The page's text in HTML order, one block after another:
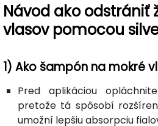
Návod ako odstrániť
vlasov pomocou
1) Ako šampón na mokré
Pred aplikáciou
pretože tá spôsobí
umožní lepšiu absorpciu